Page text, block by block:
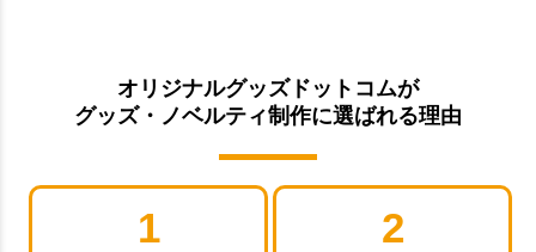
オリジナルグッズドットコムが
グッズ・ノベルティ制作に選ばれる理由
1 2